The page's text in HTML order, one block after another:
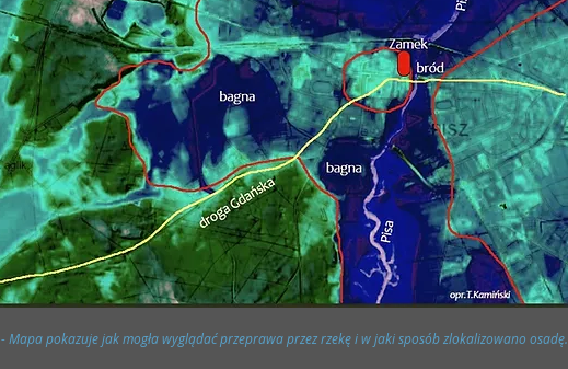
- Mapa pokazuje jak mogła wyglądać przeprawa przez rzekę i w jaki sposób zlokalizowano osadę.